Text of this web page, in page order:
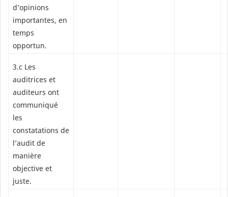
d’opinions
importantes, en
temps
opportun.
3.c Les
auditrices et
auditeurs ont
communiqué
les
constatations de
l’audit de
manière
objective et
juste.